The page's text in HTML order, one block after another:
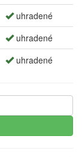
uhradené
uhradené
uhradené